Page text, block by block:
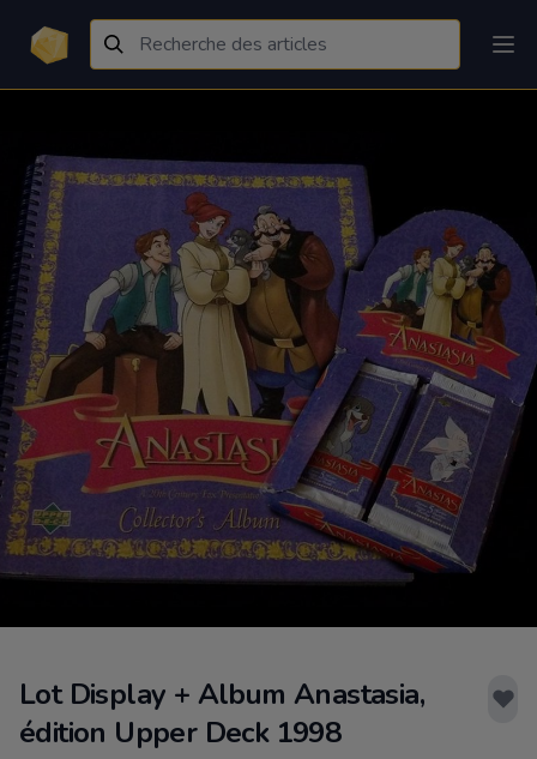
Lot Display + Album Anastasia,
édition Upper Deck 1998